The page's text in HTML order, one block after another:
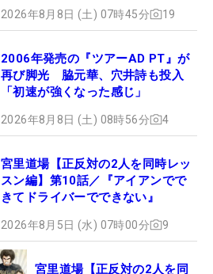
2026年8月8日 (土) 07時45分 19
2006年発売の『ツアーAD PT』が
再び脚光 脇元華、穴井詩も投入
「初速が強くなった感じ」
2026年8月8日 (土) 08時56分 4
宮里道場【正反対の2人を同時レッ
スン編】第10話／『アイアンでで
きてドライバーでできない』
2026年8月5日 (水) 07時00分 9
宮里道場【正反対の2人を同